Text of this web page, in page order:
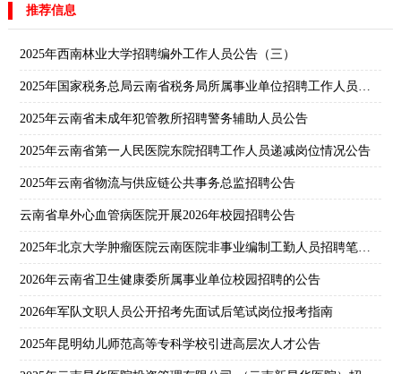
推荐信息
2025年西南林业大学招聘编外工作人员公告（三）
2025年国家税务总局云南省税务局所属事业单位招聘工作人员公告
2025年云南省未成年犯管教所招聘警务辅助人员公告
2025年云南省第一人民医院东院招聘工作人员递减岗位情况公告
2025年云南省物流与供应链公共事务总监招聘公告
云南省阜外心血管病医院开展2026年校园招聘公告
2025年北京大学肿瘤医院云南医院非事业编制工勤人员招聘笔试成绩公告
2026年云南省卫生健康委所属事业单位校园招聘的公告
2026年军队文职人员公开招考先面试后笔试岗位报考指南
2025年昆明幼儿师范高等专科学校引进高层次人才公告